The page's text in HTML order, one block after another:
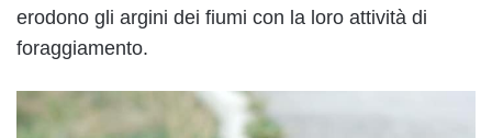
erodono gli argini dei fiumi con la loro attività di
foraggiamento.